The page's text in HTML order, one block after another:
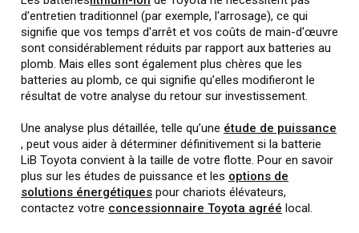
d'entretien traditionnel (par exemple, l'arrosage), ce qui
signifie que vos temps d'arrêt et vos coûts de main-d'œuvre
sont considérablement réduits par rapport aux batteries au
plomb. Mais elles sont également plus chères que les
batteries au plomb, ce qui signifie qu’elles modifieront le
résultat de votre analyse du retour sur investissement.
Une analyse plus détaillée, telle qu’une étude de puissance
, peut vous aider à déterminer définitivement si la batterie
LiB Toyota convient à la taille de votre flotte. Pour en savoir
plus sur les études de puissance et les options de
solutions énergétiques pour chariots élévateurs,
contactez votre concessionnaire Toyota agréé local.